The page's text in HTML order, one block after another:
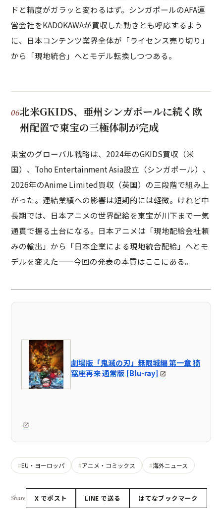
ドと精度がガラッと変わるはず。シンガポールのAFA運
営会社をKADOKAWAが買収した動きとも呼応するよう
に、日本コンテンツ業界全体が「ライセンス売り切り」
から「現地統合」へとモデル転換しつつある。
北米GKIDS、亜州シンガポールに続く欧
州配置で東宝の三極体制が完成
東宝のグローバル戦略は、2024年のGKIDS買収（米
国）、Toho Entertainment Asia設立（シンガポール）、
2026年のAnime Limited買収（英国）の三段階で組み上
がった。連結業績への影響は短期的には軽微。けれど中
長期では、日本アニメの世界配給を東宝が川下まで一気
通貫で握る土台になる。日本アニメは「現地配給会社頼
みの輸出」から「日本企業による現地統合配給」へとモ
デルを変えた——今回の発表の本質はここにある。
劇場版「鬼滅の刃」無限城編 第一章 猗
窩座再来 通常版 [Blu-ray]
EU・ヨーロッパ アニメ・コミックス 海外ニュース
Share X でポスト LINE で送る はてなブックマーク